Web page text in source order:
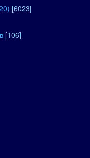
[6023]
[106]